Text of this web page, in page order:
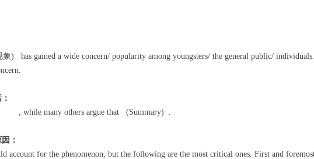
) has gained a wide concern/ popularity among youngsters/ the general public/
, while many others argue that (Summary) .
：
account for the phenomenon, but the following are the most critical ones. First and